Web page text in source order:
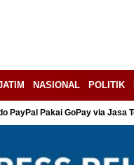
NASIONAL POLITIK
PayPal Pakai GoPay via Jasa